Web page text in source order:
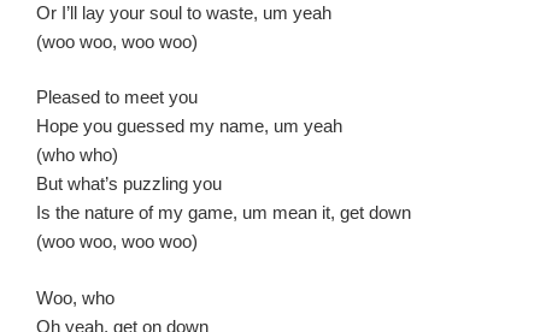
Or I’ll lay your soul to waste, um yeah
(woo woo, woo woo)
Pleased to meet you
Hope you guessed my name, um yeah
(who who)
But what’s puzzling you
Is the nature of my game, um mean it, get down
(woo woo, woo woo)
Woo, who
Oh yeah, get on down